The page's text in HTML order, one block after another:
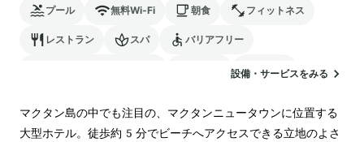
プール 無料Wi-Fi 朝食 フィットネス
レストラン スパ バリアフリー
駐車場
設備・サービスをみる
マクタン島の中でも注目の、マクタンニュータウンに位置する
大型ホテル。徒歩約5分でビーチへアクセスできる立地のよさ